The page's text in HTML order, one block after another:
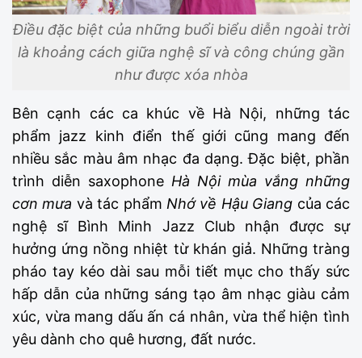
Điều đặc biệt của những buổi biểu diễn ngoài trời
là khoảng cách giữa nghệ sĩ và công chúng gần
như được xóa nhòa
Bên cạnh các ca khúc về Hà Nội, những tác
phẩm jazz kinh điển thế giới cũng mang đến
nhiều sắc màu âm nhạc đa dạng. Đặc biệt, phần
trình diễn saxophone Hà Nội mùa vắng những
cơn mưa và tác phẩm Nhớ về Hậu Giang của các
nghệ sĩ Bình Minh Jazz Club nhận được sự
hưởng ứng nồng nhiệt từ khán giả. Những tràng
pháo tay kéo dài sau mỗi tiết mục cho thấy sức
hấp dẫn của những sáng tạo âm nhạc giàu cảm
xúc, vừa mang dấu ấn cá nhân, vừa thể hiện tình
yêu dành cho quê hương, đất nước.